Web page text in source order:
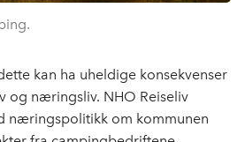
kan ha uheldige konsekvenser
og næringsliv. NHO Reiseliv
næringspolitikk om kommunen